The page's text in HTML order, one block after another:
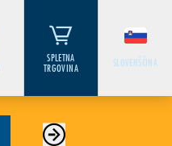
SPLETNA
TRGOVINA
SLOVENŠČINA